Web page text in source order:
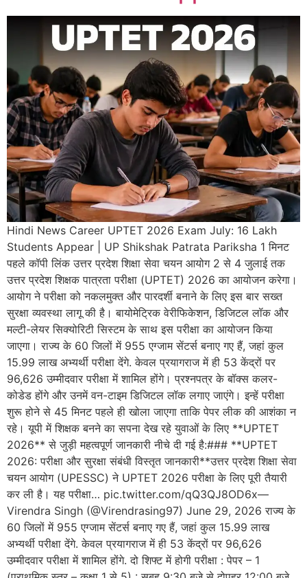
Hindi News Career UPTET 2026 Exam July: 16 Lakh
Students Appear | UP Shikshak Patrata Pariksha 1 मिनट
पहले कॉपी लिंक उत्तर प्रदेश शिक्षा सेवा चयन आयोग 2 से 4 जुलाई तक
उत्तर प्रदेश शिक्षक पात्रता परीक्षा (UPTET) 2026 का आयोजन करेगा।
आयोग ने परीक्षा को नकलमुक्त और पारदर्शी बनाने के लिए इस बार सख्त
सुरक्षा व्यवस्था लागू की है। बायोमेट्रिक वेरीफिकेशन, डिजिटल लॉक और
मल्टी-लेयर सिक्योरिटी सिस्टम के साथ इस परीक्षा का आयोजन किया
जाएगा। राज्य के 60 जिलों में 955 एग्जाम सेंटर्स बनाए गए हैं, जहां कुल
15.99 लाख अभ्यर्थी परीक्षा देंगे. केवल प्रयागराज में ही 53 केंद्रों पर
96,626 उम्मीदवार परीक्षा में शामिल होंगे। प्रश्नपत्र के बॉक्स कलर-
कोडेड होंगे और उनमें वन-टाइम डिजिटल लॉक लगाए जाएंगे। इन्हें परीक्षा
शुरू होने से 45 मिनट पहले ही खोला जाएगा ताकि पेपर लीक की आशंका न
रहे। यूपी में शिक्षक बनने का सपना देख रहे युवाओं के लिए **UPTET
2026** से जुड़ी महत्वपूर्ण जानकारी नीचे दी गई है:### **UPTET
2026: परीक्षा और सुरक्षा संबंधी विस्तृत जानकारी**उत्तर प्रदेश शिक्षा सेवा
चयन आयोग (UPESSC) ने UPTET 2026 परीक्षा के लिए पूरी तैयारी
कर ली है। यह परीक्षा… pic.twitter.com/qQ3QJ8OD6x—
Virendra Singh (@Virendrasing97) June 29, 2026 राज्य के
60 जिलों में 955 एग्जाम सेंटर्स बनाए गए हैं, जहां कुल 15.99 लाख
अभ्यर्थी परीक्षा देंगे. केवल प्रयागराज में ही 53 केंद्रों पर 96,626
उम्मीदवार परीक्षा में शामिल होंगे. दो शिफ्ट में होगी परीक्षा : पेपर – 1